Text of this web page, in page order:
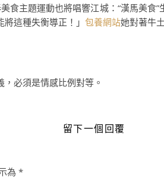
食主題運動也將唱響江城：“漢馬美食”
這種失衡導正！」 包養網站她對著牛
，必須是情感比例對等。
留下一個回覆
為 *